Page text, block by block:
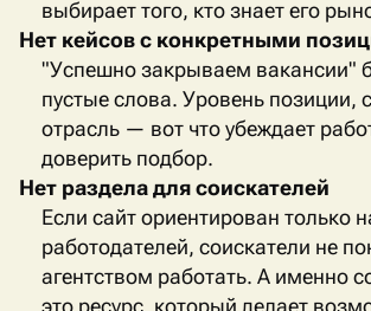
выбирает того, кто знает его
Нет кейсов с конкретными
"Успешно закрываем вакансии"
пустые слова. Уровень позиции,
отрасль — вот что убеждает
доверить подбор.
Нет раздела для соискателей
Если сайт ориентирован только
работодателей, соискатели не
агентством работать. А именно